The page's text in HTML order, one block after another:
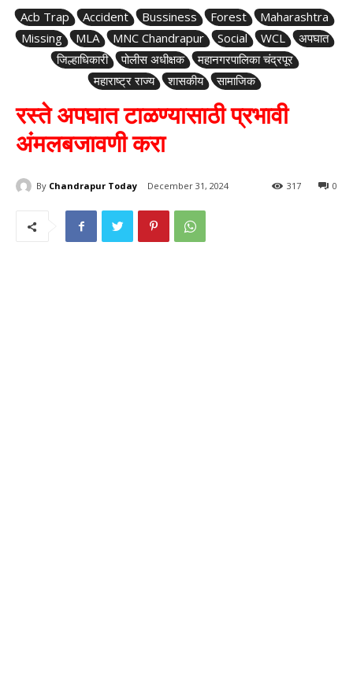
Acb Trap Accident Bussiness Forest
Maharashtra
Missing
MLA MNC Chandrapur Social WCL
अपघात
जिल्हाधिकारी
पोलीस अधीक्षक
महानगरपालिका चंद्रपूर
महाराष्ट्र राज्य
शासकीय सामाजिक
रस्ते अपघात टाळण्यासाठी प्रभावी
अंमलबजावणी करा
By Chandrapur Today December 31, 2024 0
317